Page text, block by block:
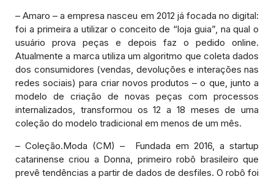
– Amaro – a empresa nasceu em 2012 já focada no digital:
foi a primeira a utilizar o conceito de “loja guia”, na qual o
usuário prova peças e depois faz o pedido online.
Atualmente a marca utiliza um algoritmo que coleta dados
dos consumidores (vendas, devoluções e interações nas
redes sociais) para criar novos produtos – o que, junto a
modelo de criação de novas peças com processos
internalizados, transformou os 12 a 18 meses de uma
coleção do modelo tradicional em menos de um mês.
– Coleção.Moda (CM) – Fundada em 2016, a startup
catarinense criou a Donna, primeiro robô brasileiro que
prevê tendências a partir de dados de desfiles. O robô foi